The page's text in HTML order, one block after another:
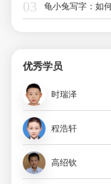
龟小兔写字：如何
优秀学员
时瑞泽
程浩轩
高绍钦